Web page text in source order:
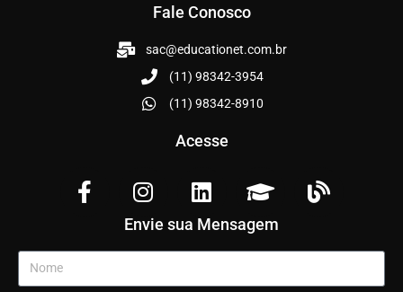
Fale Conosco
sac@educationet.com.br
(11) 98342-3954
(11) 98342-8910
Acesse
Envie sua Mensagem